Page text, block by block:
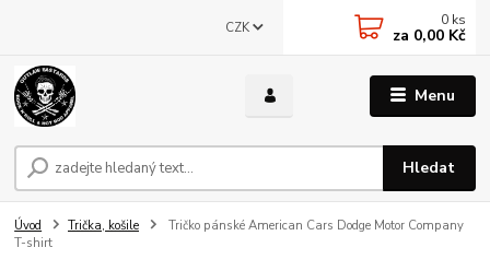
Menu
CZK
Hledat
0 ks
za 0,00 Kč
Úvod Trička, košile
Tričko pánské American Cars Dodge Motor Company
T-shirt